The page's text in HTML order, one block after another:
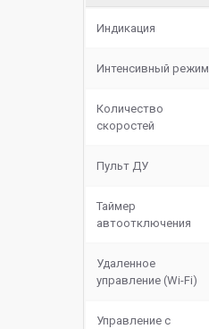
Индикация
Интенсивный режим
Количество
скоростей
Пульт ДУ
Таймер
автоотключения
Удаленное
управление (Wi-Fi)
Управление с